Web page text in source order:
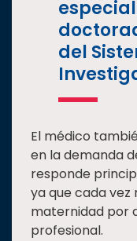
del
El médico
en la demanda
responde
ya que cada
maternidad por
profesional.